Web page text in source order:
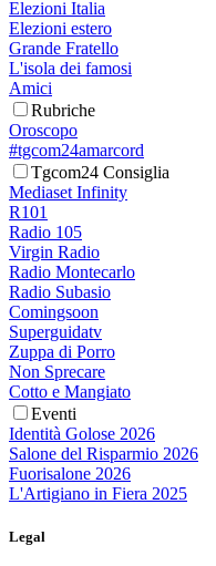
Elezioni Italia
Elezioni estero
Grande Fratello
L'isola dei famosi
Amici
Rubriche
Oroscopo
#tgcom24amarcord
Tgcom24 Consiglia
Mediaset Infinity
R101
Radio 105
Virgin Radio
Radio Montecarlo
Radio Subasio
Comingsoon
Superguidatv
Zuppa di Porro
Non Sprecare
Cotto e Mangiato
Eventi
Identità Golose 2026
Salone del Risparmio 2026
Fuorisalone 2026
L'Artigiano in Fiera 2025
Legal